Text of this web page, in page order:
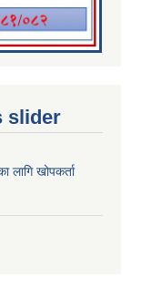
slider
लागि खोपकर्ता